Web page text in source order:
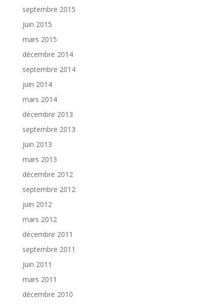
septembre 2015
juin 2015
mars 2015
décembre 2014
septembre 2014
juin 2014
mars 2014
décembre 2013
septembre 2013
juin 2013
mars 2013
décembre 2012
septembre 2012
juin 2012
mars 2012
décembre 2011
septembre 2011
juin 2011
mars 2011
décembre 2010